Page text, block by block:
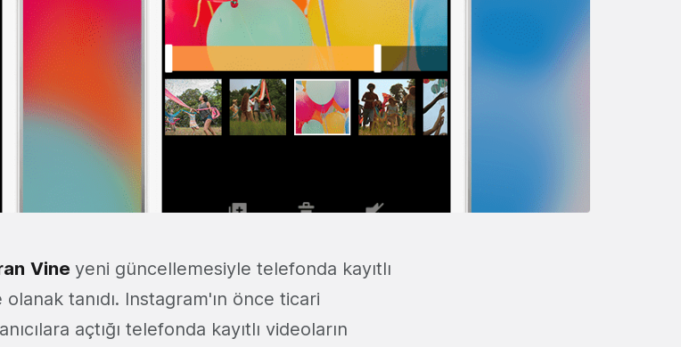
Vine yeni güncellemesiyle telefonda kayıtlı
tanıdı. Instagram'ın önce ticari
açtığı telefonda kayıtlı videoların